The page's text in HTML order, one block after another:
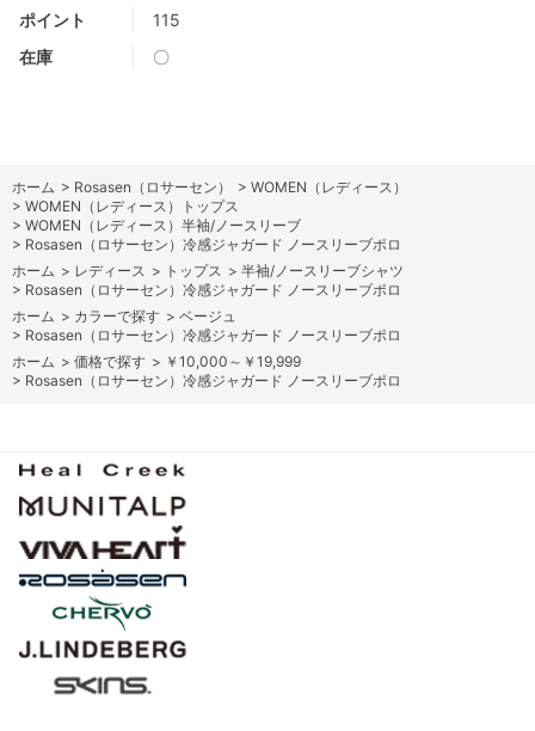
ポイント
115
在庫
〇
ホーム > Rosasen（ロサーセン） > WOMEN（レディース）
> WOMEN（レディース）トップス
> WOMEN（レディース）半袖/ノースリーブ
> Rosasen（ロサーセン）冷感ジャガード ノースリーブポロ
ホーム > レディース > トップス > 半袖/ノースリーブシャツ
> Rosasen（ロサーセン）冷感ジャガード ノースリーブポロ
ホーム > カラーで探す > ベージュ
> Rosasen（ロサーセン）冷感ジャガード ノースリーブポロ
ホーム > 価格で探す > ￥10,000～￥19,999
> Rosasen（ロサーセン）冷感ジャガード ノースリーブポロ